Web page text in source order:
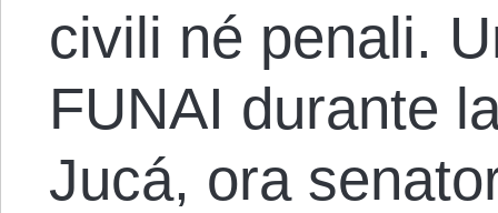
civili né penali.
FUNAI durante
Jucá, ora